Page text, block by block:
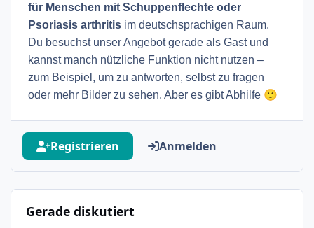
für Menschen mit Schuppenflechte oder
Psoriasis arthritis im deutschsprachigen Raum.
Du besuchst unser Angebot gerade als Gast und
kannst manch nützliche Funktion nicht nutzen –
zum Beispiel, um zu antworten, selbst zu fragen
oder mehr Bilder zu sehen. Aber es gibt Abhilfe 🙂
Registrieren Anmelden
Gerade diskutiert